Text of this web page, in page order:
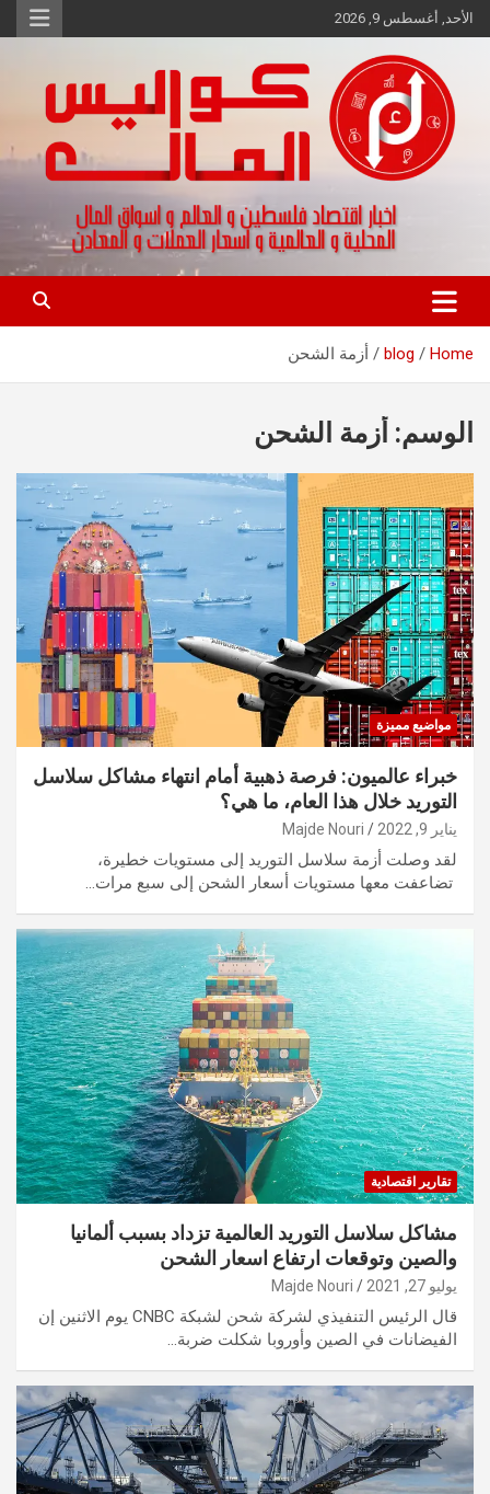
Skip
to
الأحد, أغسطس 9, 2026
كواليس المال
اخبار اقتصاد فلسطين و العالم و تقارير اسواق المال و العملات
Home
blog أزمة الشحن
الوسم: أزمة الشحن
مواضيع مميزة
خبراء عالميون: فرصة ذهبية أمام انتهاء مشاكل سلاسل
التوريد خلال هذا العام، ما هي؟
يناير 9, 2022 Majde Nouri
لقد وصلت أزمة سلاسل التوريد إلى مستويات خطيرة،
تضاعفت معها مستويات أسعار الشحن إلى سبع مرات…
تقارير اقتصادية
مشاكل سلاسل التوريد العالمية تزداد بسبب ألمانيا
والصين وتوقعات ارتفاع اسعار الشحن
يوليو 27, 2021 Majde Nouri
قال الرئيس التنفيذي لشركة شحن لشبكة CNBC يوم الاثنين إن
الفيضانات في الصين وأوروبا شكلت ضربة…